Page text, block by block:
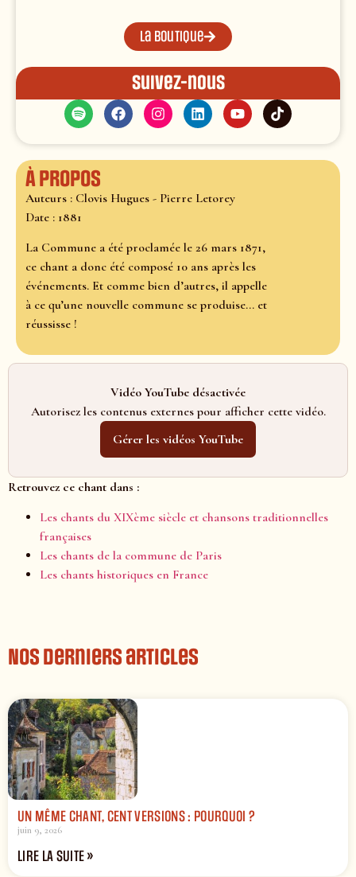
La boutique
Suivez-nous
À propos
Auteurs : Clovis Hugues - Pierre Letorey
Date : 1881
La Commune a été proclamée le 26 mars 1871,
ce chant a donc été composé 10 ans après les
événements. Et comme bien d’autres, il appelle
à ce qu’une nouvelle commune se produise... et
réussisse !
Vidéo YouTube désactivée
Autorisez les contenus externes pour afficher cette vidéo.
Gérer les vidéos YouTube
Retrouvez ce chant dans :
Les chants du XIXème siècle et chansons traditionnelles
françaises
Les chants de la commune de Paris
Les chants historiques en France
Nos derniers articles
UN MÊME CHANT, CENT VERSIONS : POURQUOI ?
juin 9, 2026
LIRE LA SUITE »